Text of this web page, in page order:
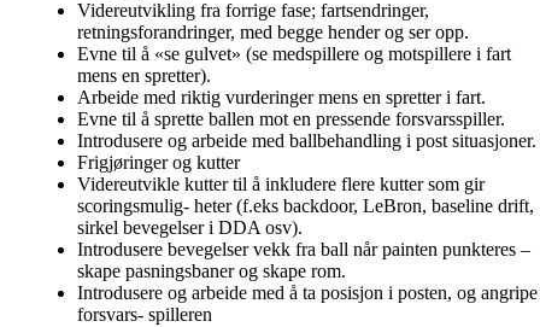
Videreutvikling fra forrige fase; fartsendringer,
retningsforandringer, med begge hender og ser opp.
Evne til å «se gulvet» (se medspillere og motspillere i fart
mens en spretter).
Arbeide med riktig vurderinger mens en spretter i fart.
Evne til å sprette ballen mot en pressende forsvarsspiller.
Introdusere og arbeide med ballbehandling i post situasjoner.
Frigjøringer og kutter
Videreutvikle kutter til å inkludere flere kutter som gir
scoringsmulig- heter (f.eks backdoor, LeBron, baseline drift,
sirkel bevegelser i DDA osv).
Introdusere bevegelser vekk fra ball når painten punkteres –
skape pasningsbaner og skape rom.
Introdusere og arbeide med å ta posisjon i posten, og angripe
forsvars- spilleren